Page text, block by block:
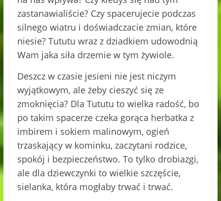
zastanawialiście? Czy spacerujecie podczas
silnego wiatru i doświadczacie zmian, które
niesie? Tututu wraz z dziadkiem udowodnią
Wam jaka siła drzemie w tym żywiole.
Deszcz w czasie jesieni nie jest niczym
wyjątkowym, ale żeby cieszyć się ze
zmoknięcia? Dla Tututu to wielka radość, bo
po takim spacerze czeka gorąca herbatka z
imbirem i sokiem malinowym, ogień
trzaskający w kominku, zaczytani rodzice,
spokój i bezpieczeństwo. To tylko drobiazgi,
ale dla dziewczynki to wielkie szczęście,
sielanka, która mogłaby trwać i trwać.